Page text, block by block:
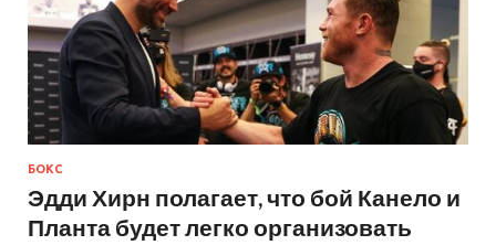
БОКС
Эдди Хирн полагает, что бой Канело и
Планта будет легко организовать